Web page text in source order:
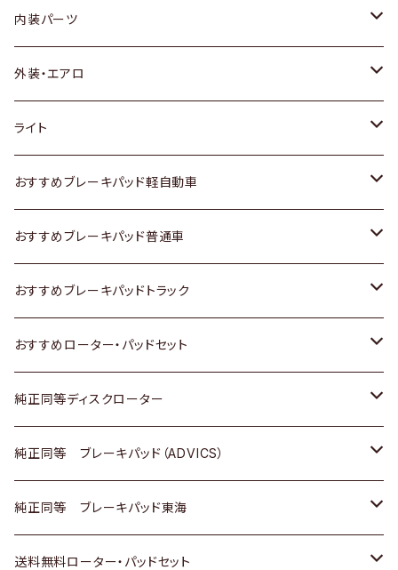
内装パーツ
トヨタ
ホンダ
スズキ
日産
いすゞ
ダイハツ
マツダ
三菱
スバル
日野
外装・エアロ
トヨタ
ホンダ
スズキ
日産
いすゞ
ダイハツ
マツダ
三菱
日野
ライト
トヨタ
スズキ
日産
いすゞ
ダイハツ
三菱
日野
三菱ふそう
おすすめブレーキパッド軽自動車
トヨタ
ホンダ
スズキ
日産
ダイハツ
マツダ
三菱
おすすめブレーキパッド普通車
トヨタ
ホンダ
スズキ
日産
いすゞ
ダイハツ
おすすめブレーキパッドトラック
トヨタ
日産
いすゞ
ダイハツ
マツダ
おすすめローター・パッドセット
トヨタ
ホンダ
スズキ
日産
純正同等ディスクローター
トヨタ
ホンダ
スズキ
純正同等 ブレーキパッド（ADVICS）
トヨタ
ホンダ
純正同等 ブレーキパッド東海
トヨタ
送料無料ローター・パッドセット